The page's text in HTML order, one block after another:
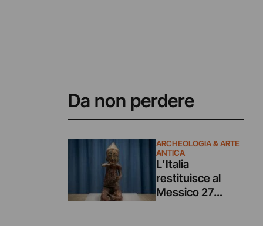
Da non perdere
ARCHEOLOGIA & ARTE
ANTICA
L’Italia
restituisce al
Messico 27